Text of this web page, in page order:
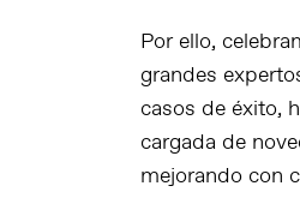
Por ello,
grandes
casos de éxito,
cargada de
mejorando con